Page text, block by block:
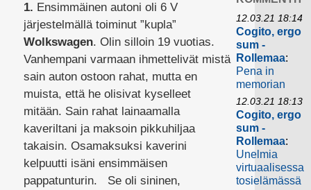
1. Ensimmäinen autoni oli 6 V
järjestelmällä toiminut ”kupla”
Wolkswagen. Olin silloin 19 vuotias.
Vanhempani varmaan ihmettelivät mistä
sain auton ostoon rahat, mutta en
muista, että he olisivat kyselleet
mitään. Sain rahat lainaamalla
kaveriltani ja maksoin pikkuhiljaa
takaisin. Osamaksuksi kaverini
kelpuutti isäni ensimmäisen
pappatunturin. Se oli sininen,
12.03.21 18:14
Cogito, ergo
sum -
Rollemaa:
Pena in
memorian
12.03.21 18:13
Cogito, ergo
sum -
Rollemaa:
Unelmia
virtuaalisessa
tosielämässä